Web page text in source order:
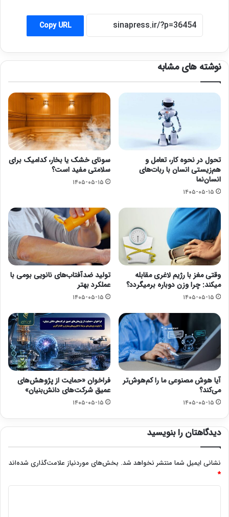
Copy URL
نوشته های مشابه
تحول در نحوه کار، تعامل و
هم‌زیستی انسان با ربات‌های
انسان‌نما
۱۴۰۵-۰۵-۱۵
سونای خشک یا بخار، کدامیک برای
سلامتی مفید است؟
۱۴۰۵-۰۵-۱۵
وقتی مغز با رژیم لاغری مقابله
میکند: چرا وزن دوباره برمیگردد؟
۱۴۰۵-۰۵-۱۵
تولید ضدآفتاب‌های نانویی بومی با
عملکرد بهتر
۱۴۰۵-۰۵-۱۵
آیا هوش مصنوعی ما را کم‌هوش‌تر
می‌کند؟
۱۴۰۵-۰۵-۱۵
فراخوان «حمایت از پژوهش‌های
عمیق شرکت‌های دانش‌بنیان»
۱۴۰۵-۰۵-۱۵
دیدگاهتان را بنویسید
نشانی ایمیل شما منتشر نخواهد شد. بخش‌های موردنیاز علامت‌گذاری شده‌اند
*